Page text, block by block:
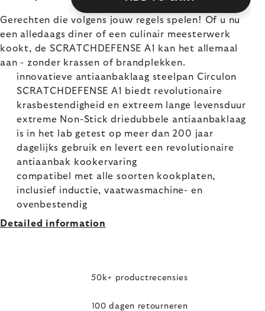
Gerechten die volgens jouw regels spelen! Of u nu
een alledaags diner of een culinair meesterwerk
kookt, de SCRATCHDEFENSE A1 kan het allemaal
aan - zonder krassen of brandplekken.
innovatieve antiaanbaklaag steelpan Circulon
SCRATCHDEFENSE A1 biedt revolutionaire
krasbestendigheid en extreem lange levensduur
extreme Non-Stick driedubbele antiaanbaklaag
is in het lab getest op meer dan 200 jaar
dagelijks gebruik en levert een revolutionaire
antiaanbak kookervaring
compatibel met alle soorten kookplaten,
inclusief inductie, vaatwasmachine- en
ovenbestendig
Detailed information
50k+ productrecensies
100 dagen retourneren